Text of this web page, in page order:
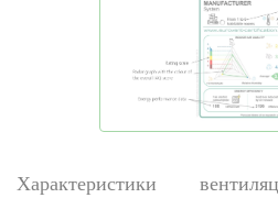
Характеристики